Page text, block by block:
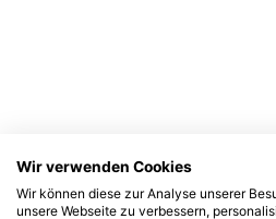
Wir verwenden Cookies
Wir können diese zur Analyse unserer
unsere Webseite zu verbessern,